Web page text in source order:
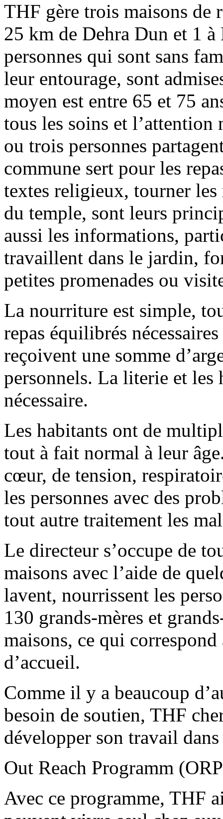
THF gère trois maisons de
25 km de Dehra Dun et 1
personnes qui sont sans
leur entourage, sont
moyen est entre 65 et 75
tous les soins et l’attention
ou trois personnes
commune sert pour les
textes religieux, tourner
du temple, sont leurs
aussi les informations,
travaillent dans le jardin,
petites promenades ou
La nourriture est simple,
repas équilibrés
reçoivent une somme
personnels. La literie et les
nécessaire.
Les habitants ont de
tout à fait normal à leur
cœur, de tension,
les personnes avec des
tout autre traitement les
Le directeur s’occupe de
maisons avec l’aide de
lavent, nourrissent les
130 grands-mères et
maisons, ce qui
d’accueil.
Comme il y a beaucoup
besoin de soutien, THF
développer son travail dans
Out Reach Programm
Avec ce programme, THF